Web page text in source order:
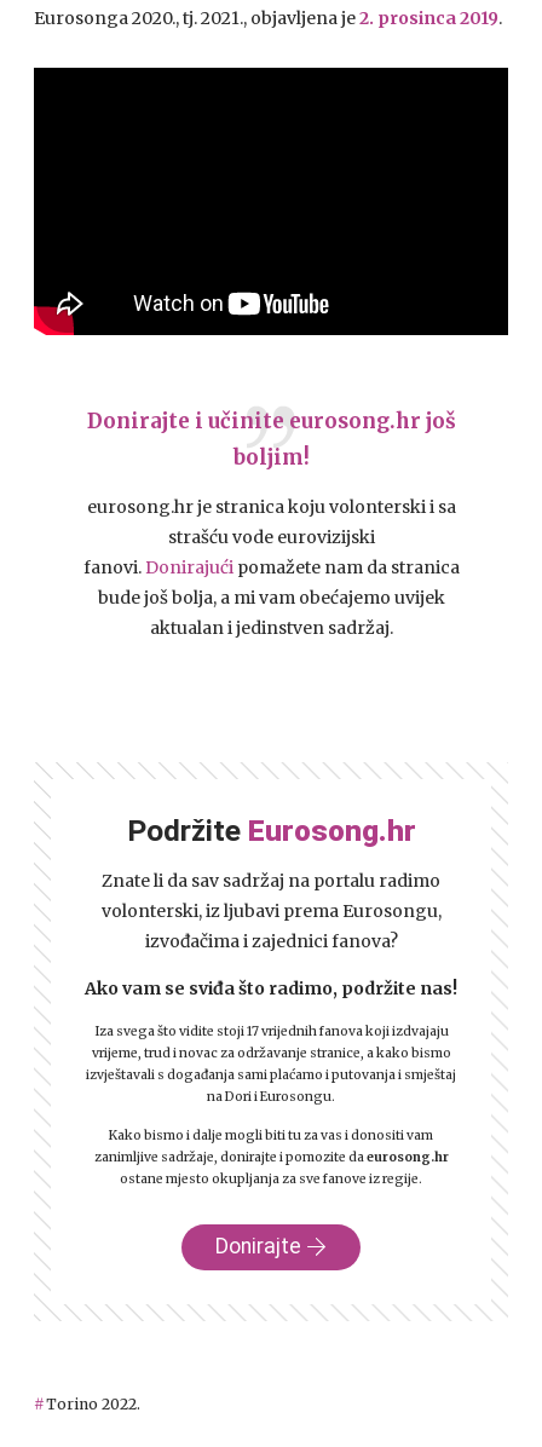
Eurosonga 2020., tj. 2021., objavljena je2. prosinca 2019.
Donirajte i učinite eurosong.hr još
boljim!
eurosong.hr je stranica koju volonterski i sa
strašću vode eurovizijski
fanovi. Donirajući pomažete nam da stranica
bude još bolja, a mi vam obećajemo uvijek
aktualan i jedinstven sadržaj.
Podržite Eurosong.hr
Znate li da sav sadržaj na portalu radimo
volonterski, iz ljubavi prema Eurosongu,
izvođačima i zajednici fanova?
Ako vam se sviđa što radimo, podržite nas!
Iza svega što vidite stoji 17 vrijednih fanova koji izdvajaju
vrijeme, trud i novac za održavanje stranice, a kako bismo
izvještavali s događanja sami plaćamo i putovanja i smještaj
na Dori i Eurosongu.
Kako bismo i dalje mogli biti tu za vas i donositi vam
zanimljive sadržaje, donirajte i pomozite da eurosong.hr
ostane mjesto okupljanja za sve fanove iz regije.
Donirajte
Torino 2022.